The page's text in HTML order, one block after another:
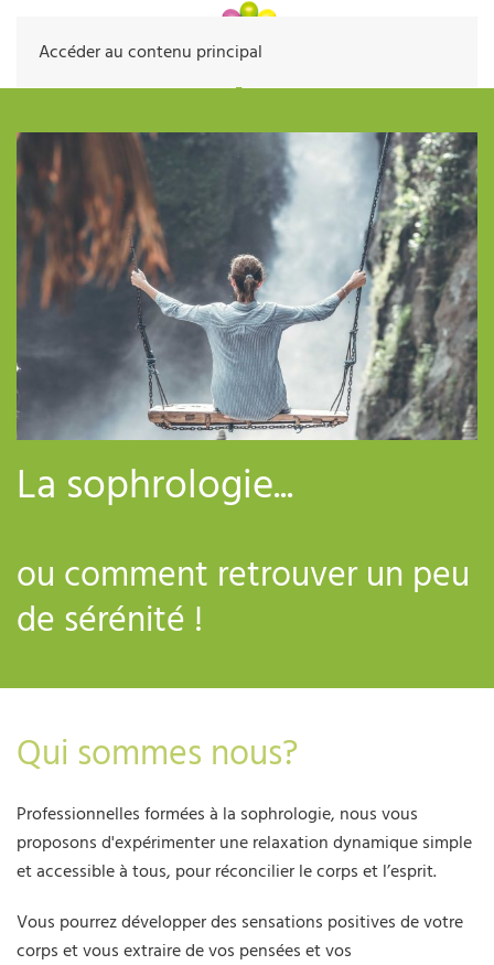
Accéder au contenu principal
La sophrologie...
ou comment retrouver un peu
de sérénité !
Qui sommes nous?
Professionnelles formées à la sophrologie, nous vous
proposons d'expérimenter une relaxation dynamique simple
et accessible à tous, pour réconcilier le corps et l’esprit.
Vous pourrez développer des sensations positives de votre
corps et vous extraire de vos pensées et vos